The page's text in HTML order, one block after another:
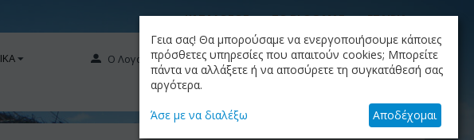
ΚΑΤΑΛΟΓΟΣ ΤΟ BLOG ΜΑΣ ΕΤΑΙΡΙΑ
Ο Λογαριασμός μου
+30.210.9319884
ΚΑΛΆΘΙ
Το καλάθι είναι άδειο
Γεια σας! Θα μπορούσαμε να ενεργοποιήσουμε κάποιες
πρόσθετες υπηρεσίες που απαιτούν cookies; Μπορείτε
πάντα να αλλάξετε ή να αποσύρετε τη συγκατάθεσή σας
αργότερα.
Άσε με να διαλέξω Αποδέχομαι